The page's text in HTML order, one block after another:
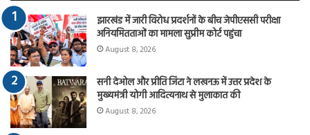
झारखंड में जारी विरोध प्रदर्शनों के बीच जेपीएससी परीक्षा
अनियमितताओं का मामला सुप्रीम कोर्ट पहुंचा
August 8, 2026
सनी देओल और प्रीति जिंटा ने लखनऊ में उत्तर प्रदेश के
मुख्यमंत्री योगी आदित्यनाथ से मुलाकात की
August 8, 2026